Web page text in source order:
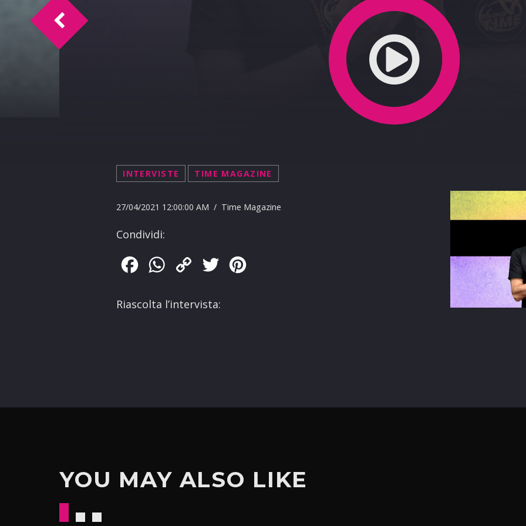
INTERVISTE TIME MAGAZINE
27/04/2021 12:00:00 AM / Time Magazine
Condividi:
FacebookWhatsApp
Copy
Twitter
Riascolta l’intervista:
T.I. Intervista Valerio Mazzei
YOU MAY ALSO LIKE